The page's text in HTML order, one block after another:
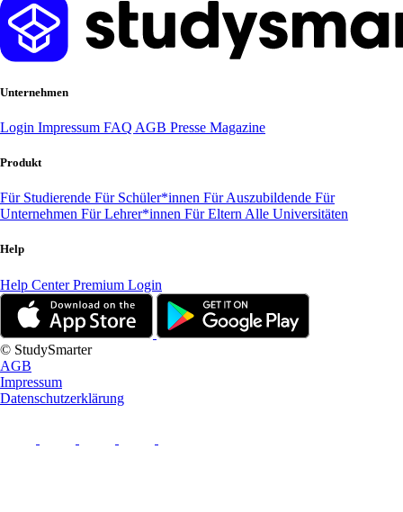
Unternehmen
Login Impressum FAQ AGB Presse Magazine
Produkt
Für Studierende Für Schüler*innen Für Auszubildende Für
Unternehmen Für Lehrer*innen Für Eltern Alle Universitäten
Help
Help CenterPremium Login
© StudySmarter
AGB
Impressum
Datenschutzerklärung